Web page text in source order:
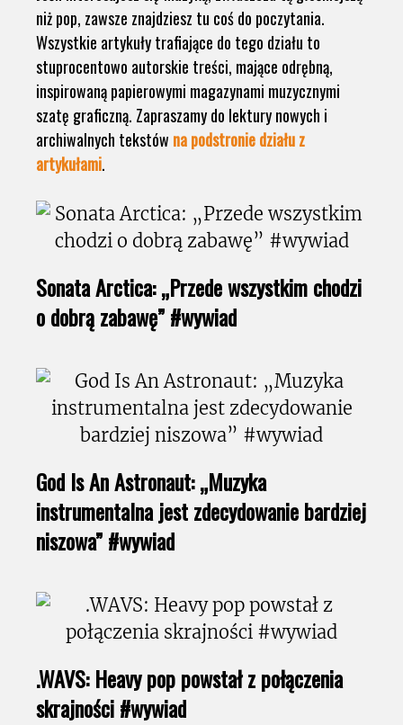
niż pop, zawsze znajdziesz tu coś do poczytania.
Wszystkie artykuły trafiające do tego działu to
stuprocentowo autorskie treści, mające odrębną,
inspirowaną papierowymi magazynami muzycznymi
szatę graficzną. Zapraszamy do lektury nowych i
archiwalnych tekstów na podstronie działu z
artykułami.
Sonata Arctica: „Przede wszystkim chodzi
o dobrą zabawę” #wywiad
God Is An Astronaut: „Muzyka
instrumentalna jest zdecydowanie bardziej
niszowa” #wywiad
.WAVS: Heavy pop powstał z połączenia
skrajności #wywiad